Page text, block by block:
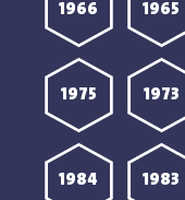
1965
1966
1973
1975
1983
1984